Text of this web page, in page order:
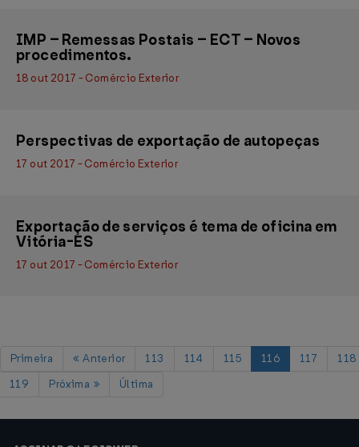
IMP – Remessas Postais – ECT – Novos
procedimentos.
18 out 2017 - Comércio Exterior
Perspectivas de exportação de autopeças
17 out 2017 - Comércio Exterior
Exportação de serviços é tema de oficina em
Vitória-ES
17 out 2017 - Comércio Exterior
Primeira Anterior 113 114 115 116 117
118
119
Próxima Última